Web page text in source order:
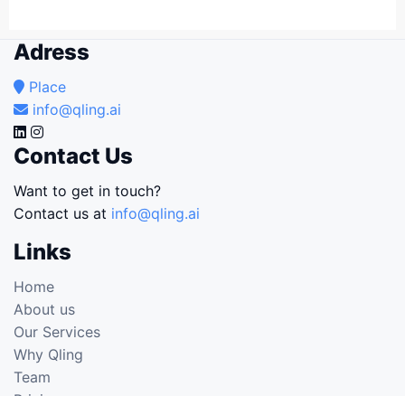
Adress
Place
info@qling.ai
Contact Us
Want to get in touch?
Contact us at info@qling.ai
Links
Home
About us
Our Services
Why Qling
Team